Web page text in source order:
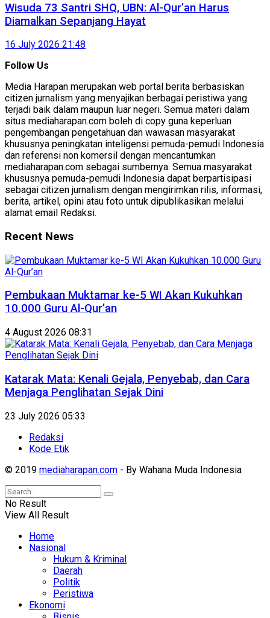
Wisuda 73 Santri SHQ, UBN: Al-Qur’an Harus
Diamalkan Sepanjang Hayat
16 July 2026 21:48
Follow Us
Media Harapan merupakan web portal berita berbasiskan
citizen jurnalism yang menyajikan berbagai peristiwa yang
terjadi baik dalam maupun luar negeri. Semua materi dalam
situs mediaharapan.com boleh di copy guna keperluan
pengembangan pengetahuan dan wawasan masyarakat
khususnya peningkatan inteligensi pemuda-pemudi Indonesia
dan referensi non komersil dengan mencantumkan
mediaharapan.com sebagai sumbernya. Semua masyarakat
khususnya pemuda-pemudi Indonesia dapat berpartisipasi
sebagai citizen jurnalism dengan mengirimkan rilis, informasi,
berita, artikel, opini atau foto untuk dipublikasikan melalui
alamat email Redaksi.
Recent News
Pembukaan Muktamar ke-5 WI Akan Kukuhkan
10.000 Guru Al-Qur’an
4 August 2026 08:31
Katarak Mata: Kenali Gejala, Penyebab, dan Cara
Menjaga Penglihatan Sejak Dini
23 July 2026 05:33
Redaksi
Kode Etik
© 2019 mediaharapan.com - By Wahana Muda Indonesia
No Result
View All Result
Home
Nasional
Hukum & Kriminal
Daerah
Politik
Peristiwa
Ekonomi